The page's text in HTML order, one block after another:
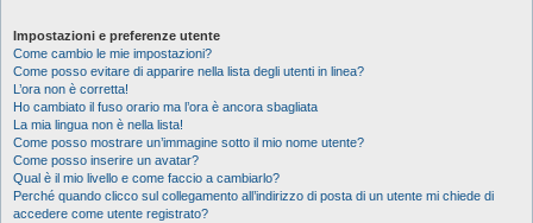
Impostazioni e preferenze utente
Come cambio le mie impostazioni?
Come posso evitare di apparire nella lista degli utenti in linea?
L’ora non è corretta!
Ho cambiato il fuso orario ma l’ora è ancora sbagliata
La mia lingua non è nella lista!
Come posso mostrare un’immagine sotto il mio nome utente?
Come posso inserire un avatar?
Qual è il mio livello e come faccio a cambiarlo?
Perché quando clicco sul collegamento all’indirizzo di posta di un utente mi chiede di
accedere come utente registrato?